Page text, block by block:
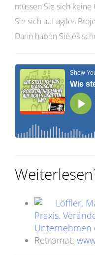
müssen Sie sich
Sie sich auf agiles
Dann haben Sie es
Löffler,
Praxis.
Unternehmen
Retromat: